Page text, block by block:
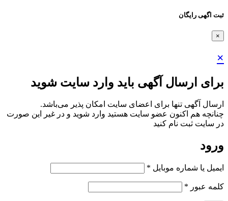
ثبت اگهی رایگان
×
×
برای ارسال آگهی باید وارد سایت شوید
ارسال آگهی تنها برای اعضای سایت امکان پذیر می‌باشد.
چنانچه هم‌ اکنون عضو سایت هستید وارد شوید و در غیر این صورت
در سایت ثبت نام کنید
ورود
ایمیل یا شماره موبایل *
کلمه عبور *